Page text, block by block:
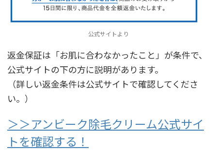
公式サイトより
返金保証は「お肌に合わなかったこと」が条件で、
公式サイトの下の方に説明があります。
（詳しい返金条件は公式サイトで確認してくださ
い。）
＞＞アンビーク除毛クリーム公式サイ
トを確認する！